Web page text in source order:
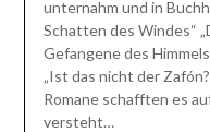
unternahm und in
Schatten des Windes“
Gefangene des
„Ist das nicht der
Romane schafften es
versteht…